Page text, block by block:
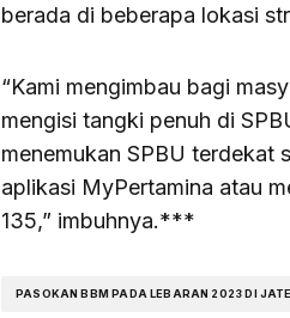
berada di beberapa lokasi
“Kami mengimbau bagi
mengisi tangki penuh di
menemukan SPBU terdekat
aplikasi MyPertamina atau
135,” imbuhnya.***
PASOKAN BBM PADA LEBARAN 2023 DI